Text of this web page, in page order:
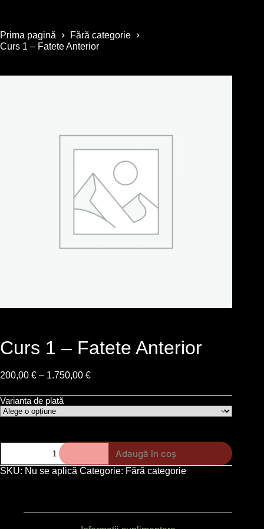
Prima pagină
Fără categorie
Curs 1 – Fatete Anterior
Curs 1 – Fatete Anterior
200,00 € – 1.750,00 €
Varianta de plată
Adaugă în coș
SKU: Nu se aplică Categorie: Fără categorie